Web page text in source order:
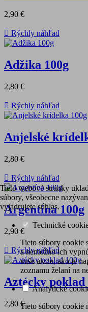
2,90 €
 Rýchly náhľad
Adžika 100g
2,80 €
 Rýchly náhľad
Anjelské
2,80 €
 Rýchly náhľad
Argentína 100g
2,90 €
 Rýchly náhľad
Aztécky poklad
2,80 €
Tieto webové stránky
súbory, všeobecne
vyjadrujete súhlas.
Technické
Tieto súbory cookie
a nemožno ich
vaše akcie, ako je
zoznamu želaní na
Analytické
Tieto súbory cookie